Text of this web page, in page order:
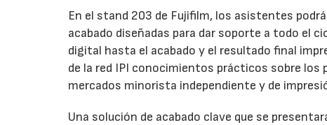
En el stand 203 de Fujifilm, los asistentes
acabado diseñadas para dar soporte a todo el
digital hasta el acabado y el resultado final
de la red IPI conocimientos prácticos sobre
mercados minorista independiente y de
Una solución de acabado clave que se